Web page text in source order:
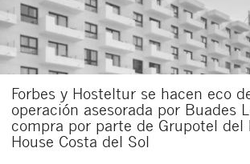
Forbes y Hosteltur se hacen eco
operación asesorada por Buades
compra por parte de Grupotel del
House Costa del Sol